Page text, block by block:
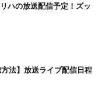
ハの放送配信予定！ズッ
法】放送ライブ配信日程